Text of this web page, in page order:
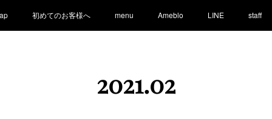
初めてのお客様へ menu Ameblo LINE staff
2021.02